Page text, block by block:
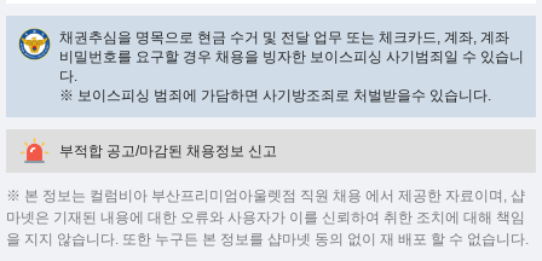
채권추심을 명목으로 현금 수거 및 전달 업무 또는 체크카드, 계좌, 계좌
비밀번호를 요구할 경우 채용을 빙자한 보이스피싱 사기범죄일 수 있습니
다.
※ 보이스피싱 범죄에 가담하면 사기방조죄로 처벌받을수 있습니다.
부적합 공고/마감된 채용정보 신고
※ 본 정보는 컬럼비아 부산프리미엄아울렛점 직원 채용 에서 제공한 자료이며, 샵
마넷은 기재된 내용에 대한 오류와 사용자가 이를 신뢰하여 취한 조치에 대해 책임
을 지지 않습니다. 또한 누구든 본 정보를 샵마넷 동의 없이 재 배포 할 수 없습니다.